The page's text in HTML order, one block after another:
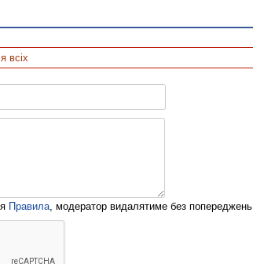
всіх
Правила , модератор видалятиме без попереджень.